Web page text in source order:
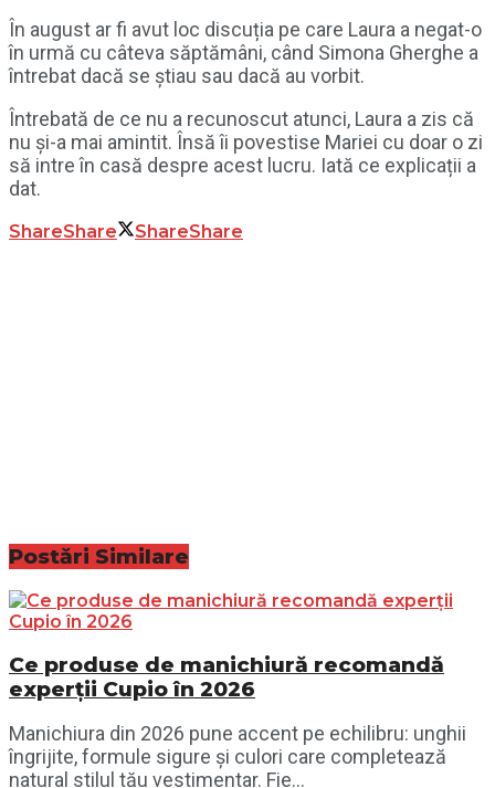
În august ar fi avut loc discuția pe care Laura a negat-o
în urmă cu câteva săptămâni, când Simona Gherghe a
întrebat dacă se știau sau dacă au vorbit.
Întrebată de ce nu a recunoscut atunci, Laura a zis că
nu și-a mai amintit. Însă îi povestise Mariei cu doar o zi
să intre în casă despre acest lucru. Iată ce explicații a
dat.
ShareShare ShareShare
Postări Similare
Ce produse de manichiură recomandă
experții Cupio în 2026
Manichiura din 2026 pune accent pe echilibru: unghii
îngrijite, formule sigure și culori care completează
natural stilul tău vestimentar. Fie...